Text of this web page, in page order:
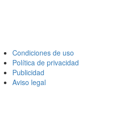
Condiciones de uso
Política de privacidad
Publicidad
Aviso legal